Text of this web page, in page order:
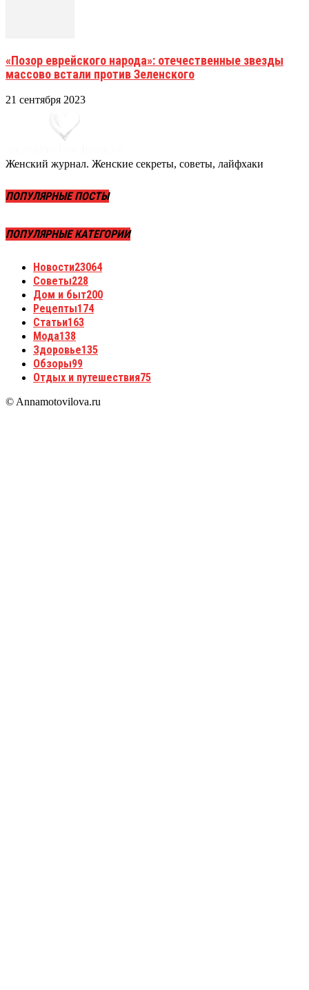
«Позор еврейского народа»: отечественные звезды
массово встали против Зеленского
21 сентября 2023
Женский журнал. Женские секреты, советы, лайфхаки
ПОПУЛЯРНЫЕ ПОСТЫ
ПОПУЛЯРНЫЕ КАТЕГОРИИ
Новости23064
Советы228
Дом и быт200
Рецепты174
Статьи163
Мода138
Здоровье135
Обзоры99
Отдых и путешествия75
© Annamotovilova.ru